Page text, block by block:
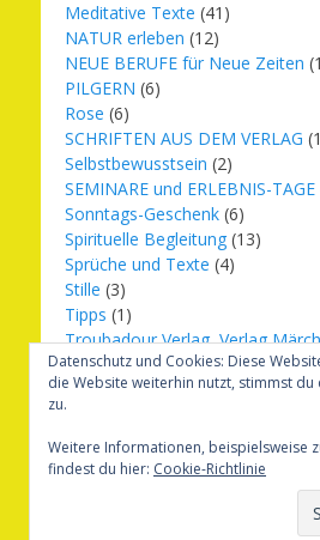
Meditative Texte (41)
NATUR erleben (12)
NEUE BERUFE für Neue Zeiten
PILGERN (6)
Rose (6)
SCHRIFTEN AUS DEM VERLAG
Selbstbewusstsein (2)
SEMINARE und ERLEBNIS-TAGE
Sonntags-Geschenk (6)
Spirituelle Begleitung (13)
Sprüche und Texte (4)
Stille (3)
Tipps (1)
Troubadour Verlag, Verlag
Übungen (1)
Urbilder(20)
Verlag Märchenhaft leben
Weihnachten(16)
Datenschutz und Cookies: Diese
die Website weiterhin nutzt, stimmst
zu.
Weitere Informationen, beispielsweise
findest du hier: Cookie-Richtlinie
Märchenhaft